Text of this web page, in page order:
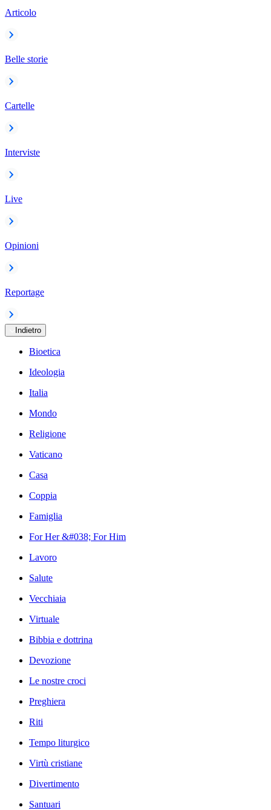
Articolo
Belle storie
Cartelle
Interviste
Live
Opinioni
Reportage
Indietro
Bioetica
Ideologia
Italia
Mondo
Religione
Vaticano
Casa
Coppia
Famiglia
For Her &#038; For Him
Lavoro
Salute
Vecchiaia
Virtuale
Bibbia e dottrina
Devozione
Le nostre croci
Preghiera
Riti
Tempo liturgico
Virtù cristiane
Divertimento
Santuari